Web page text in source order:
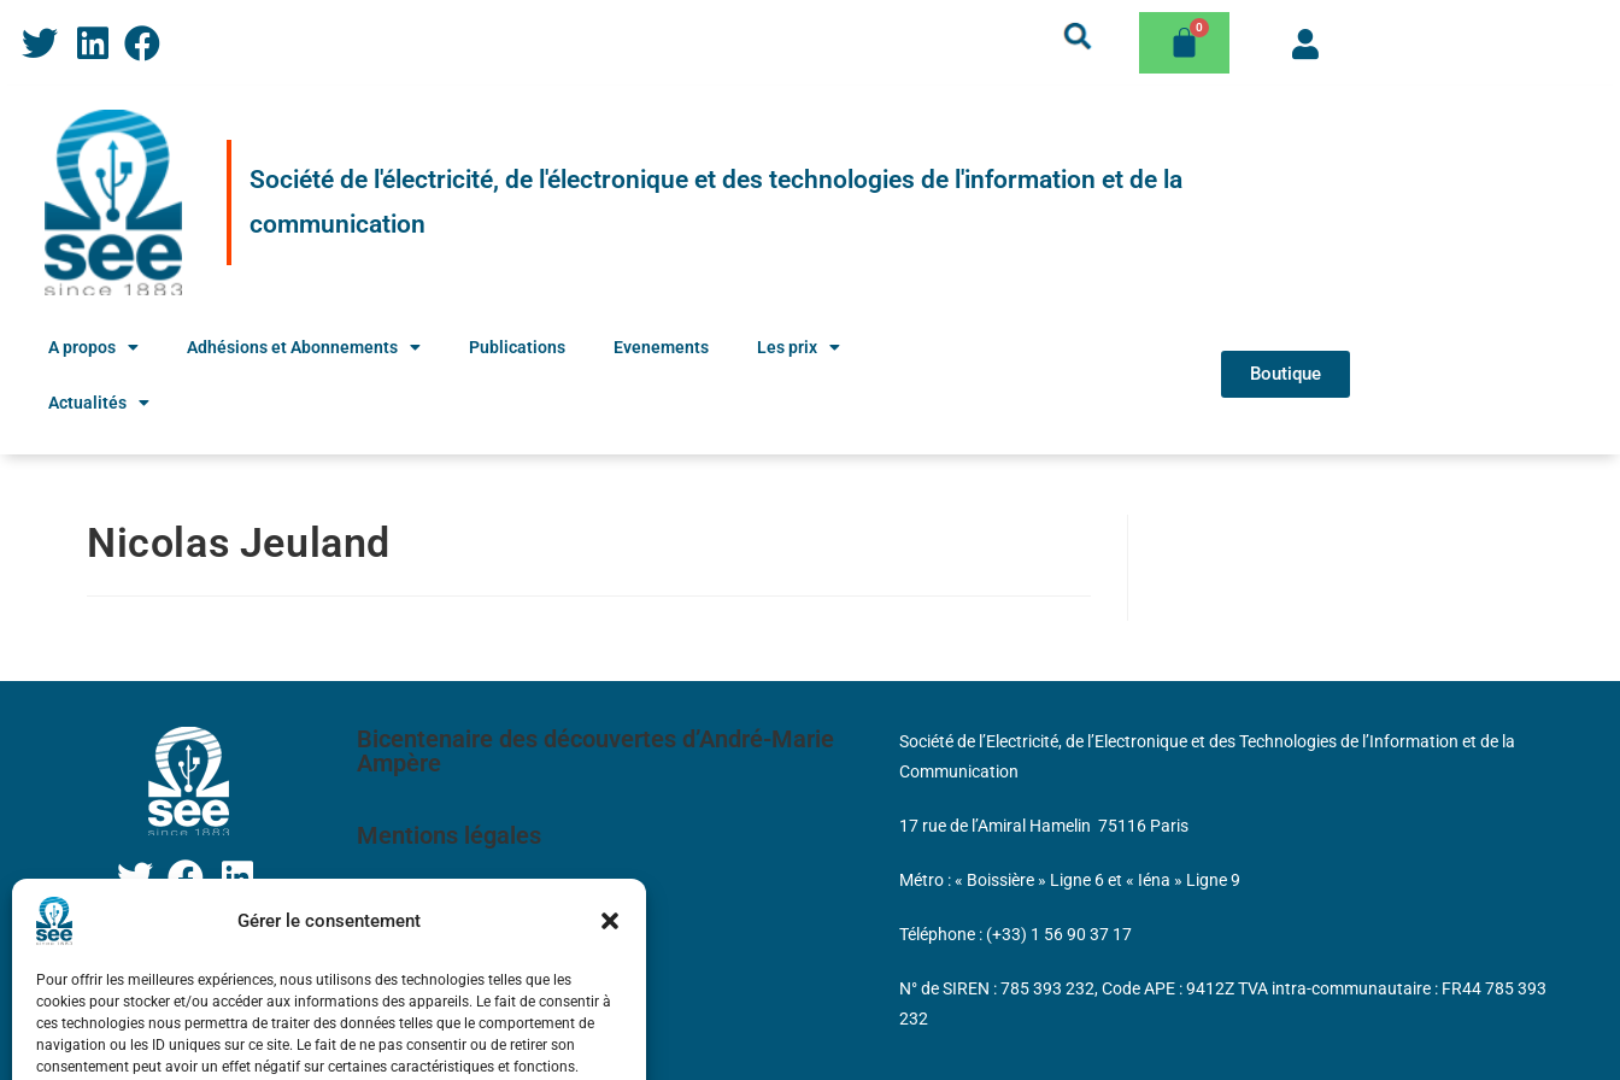
Gérer le consentement
Pour offrir les meilleures expériences, nous utilisons des technologies telles que les
cookies pour stocker et/ou accéder aux informations des appareils. Le fait de consentir à
ces technologies nous permettra de traiter des données telles que le comportement de
navigation ou les ID uniques sur ce site. Le fait de ne pas consentir ou de retirer son
consentement peut avoir un effet négatif sur certaines caractéristiques et fonctions.
Société de l'électricité, de l'électronique et des technologies de l'information et de la
communication
A propos Adhésions et Abonnements Publications Evenements Les prix
Actualités
Boutique
Nicolas Jeuland
Bicentenaire des découvertes d’André-Marie
Ampère
Mentions légales
Société de l’Electricité, de l’Electronique et des Technologies de l’Information et de la
Communication
17 rue de l’Amiral Hamelin 75116 Paris
Métro : « Boissière » Ligne 6 et « Iéna » Ligne 9
Téléphone : (+33) 1 56 90 37 17
N° de SIREN : 785 393 232, Code APE : 9412Z TVA intra-communautaire : FR44 785 393
232